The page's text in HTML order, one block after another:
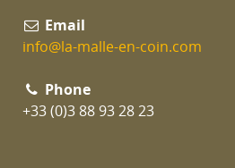
Email
info@la-malle-en-coin.com
Phone
+33 (0)3 88 93 28 23